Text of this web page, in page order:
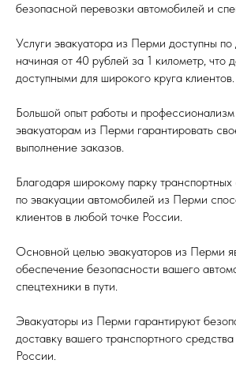
безопасной перевозки автомобилей и
Услуги эвакуатора из Перми доступны по
начиная от 40 рублей за 1 километр, что
доступными для широкого круга клиентов.
Большой опыт работы и
эвакуаторам из Перми гарантировать
выполнение заказов.
Благодаря широкому парку
по эвакуации автомобилей из Перми
клиентов в любой точке России.
Основной целью эвакуаторов из Перми
обеспечение безопасности вашего
спецтехники в пути.
Эвакуаторы из Перми гарантируют
доставку вашего транспортного
России.